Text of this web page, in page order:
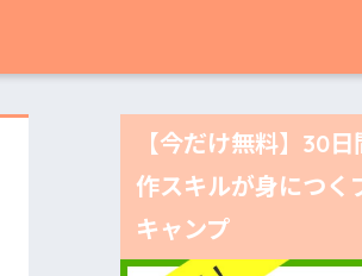
【今だけ無料】30
作スキルが身につく
キャンプ